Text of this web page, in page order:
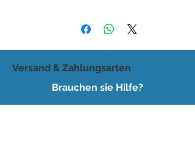
Versand & Zahlungsarten
Brauchen sie Hilfe?